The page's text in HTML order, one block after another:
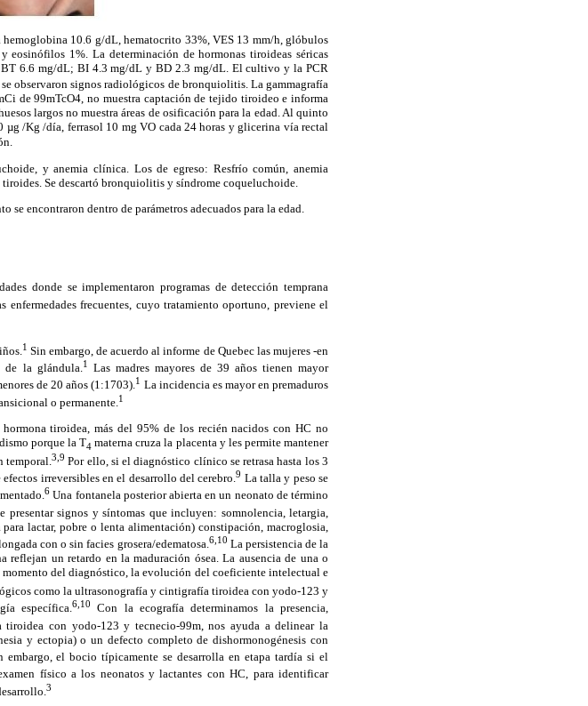
hemoglobina 10.6 g/dL, hematocrito 33%, VES 13 mm/h, glóbulos
y eosinófilos 1%. La determinación de hormonas tiroideas séricas
6.6 mg/dL; BI 4.3 mg/dL y BD 2.3 mg/dL. El cultivo y la PCR
observaron signos radiológicos de bronquiolitis. La gammagrafía
de 99mTcO4, no muestra captación de tejido tiroideo e informa
largos no muestra áreas de osificación para la edad. Al quinto
µg /Kg /día, ferrasol 10 mg VO cada 24 horas y glicerina vía rectal
y anemia clínica. Los de egreso: Resfrío común, anemia
Se descartó bronquiolitis y síndrome coqueluchoide.
encontraron dentro de parámetros adecuados para la edad.
donde se implementaron programas de detección temprana
frecuentes, cuyo tratamiento oportuno, previene el
1 Sin embargo, de acuerdo al informe de Quebec las mujeres -en
de la glándula. 1
Las madres mayores de 39 años tienen mayor
de 20 años (1:1703).1 La incidencia es mayor en premaduros
o permanente. 1
tiroidea, más del 95% de los recién nacidos con HC no
porque la T4 materna cruza la placenta y les permite mantener
temporal. 3,9 Por ello, si el diagnóstico clínico se retrasa hasta los 3
irreversibles en el desarrollo del cerebro.9 La talla y peso se
6 Una fontanela posterior abierta en un neonato de término
presentar signos y síntomas que incluyen: somnolencia, letargia,
lactar, pobre o lenta alimentación) constipación, macroglosia,
con o sin facies grosera/edematosa. 6,10 La persistencia de la
reflejan un retardo en la maduración ósea. La ausencia de una o
momento del diagnóstico, la evolución del coeficiente intelectual e
como la ultrasonografía y cintigrafía tiroidea con yodo-123 y
específica.6,10
Con la ecografía determinamos la presencia,
tiroidea con yodo-123 y tecnecio-99m, nos ayuda a delinear la
y ectopia) o un defecto completo de dishormonogénesis con
embargo, el bocio típicamente se desarrolla en etapa tardía si el
físico a los neonatos y lactantes con HC, para identificar
3